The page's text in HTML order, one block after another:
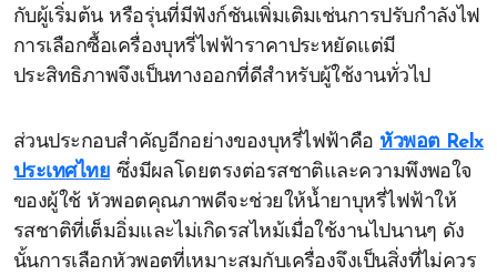
กับผู้เริ่มต้น หรือรุ่นที่มีฟังก์ชันเพิ่มเติมเช่นการปรับกำลังไฟ
การเลือกซื้อเครื่องบุหรี่ไฟฟ้าราคาประหยัดแต่มี
ประสิทธิภาพจึงเป็นทางออกที่ดีสำหรับผู้ใช้งานทั่วไป
ส่วนประกอบสำคัญอีกอย่างของบุหรี่ไฟฟ้าคือ หัวพอต Relx
ประเทศไทย ซึ่งมีผลโดยตรงต่อรสชาติและความพึงพอใจ
ของผู้ใช้ หัวพอตคุณภาพดีจะช่วยให้น้ำยาบุหรี่ไฟฟ้าให้
รสชาติที่เต็มอิ่มและไม่เกิดรสไหม้เมื่อใช้งานไปนานๆ ดัง
นั้นการเลือกหัวพอตที่เหมาะสมกับเครื่องจึงเป็นสิ่งที่ไม่ควร